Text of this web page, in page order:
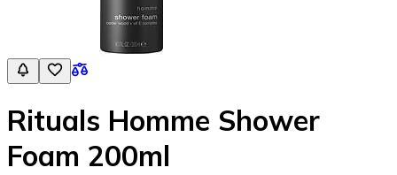
Rituals Homme Shower
Foam 200ml